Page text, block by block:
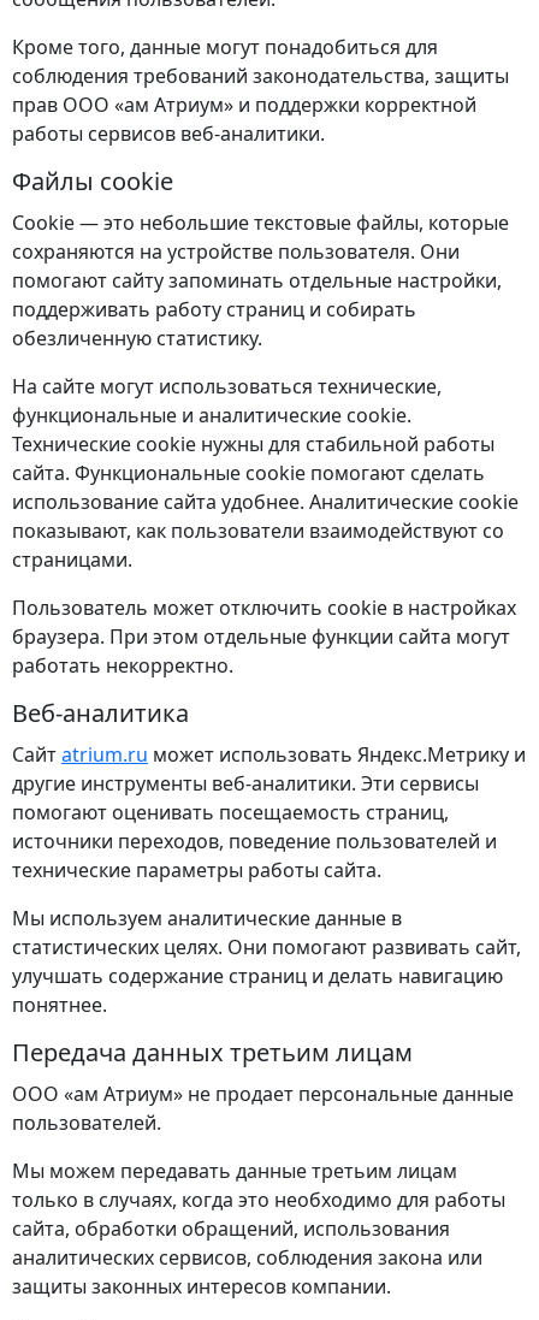
Кроме того, данные могут понадобиться для
соблюдения требований законодательства, защиты
прав ООО «ам Атриум» и поддержки корректной
работы сервисов веб-аналитики.
Файлы cookie
Cookie — это небольшие текстовые файлы, которые
сохраняются на устройстве пользователя. Они
помогают сайту запоминать отдельные настройки,
поддерживать работу страниц и собирать
обезличенную статистику.
На сайте могут использоваться технические,
функциональные и аналитические cookie.
Технические cookie нужны для стабильной работы
сайта. Функциональные cookie помогают сделать
использование сайта удобнее. Аналитические cookie
показывают, как пользователи взаимодействуют со
страницами.
Пользователь может отключить cookie в настройках
браузера. При этом отдельные функции сайта могут
работать некорректно.
Веб-аналитика
Сайтatrium.ru может использовать Яндекс.Метрику и
другие инструменты веб-аналитики. Эти сервисы
помогают оценивать посещаемость страниц,
источники переходов, поведение пользователей и
технические параметры работы сайта.
Мы используем аналитические данные в
статистических целях. Они помогают развивать сайт,
улучшать содержание страниц и делать навигацию
понятнее.
Передача данных третьим лицам
ООО «ам Атриум» не продает персональные данные
пользователей.
Мы можем передавать данные третьим лицам
только в случаях, когда это необходимо для работы
сайта, обработки обращений, использования
аналитических сервисов, соблюдения закона или
защиты законных интересов компании.